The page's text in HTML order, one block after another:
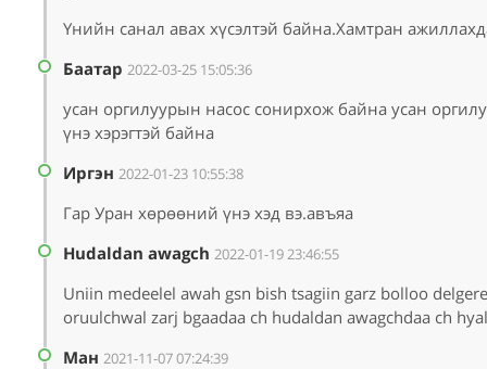
Үнийн санал авах хүсэлтэй байна.Хамтран
Баатар 2022-03-25 15:05:36
усан оргилуурын насос сонирхож байна усан
үнэ хэрэгтэй байна
Иргэн 2022-01-23 10:55:38
Гар Уран хөрөөний үнэ хэд вэ.авъяа
Hudaldan awagch 2022-01-19 23:46:55
Uniin medeelel awah gsn bish tsagiin garz bolloo
oruulchwal zarj bgaadaa ch hudaldan awagchdaa ch
Ман 2021-11-07 07:24:39